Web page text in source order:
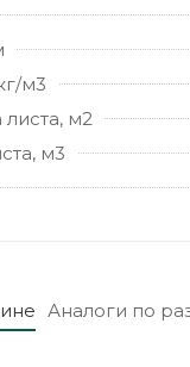
м3
м2
м3
Аналоги по